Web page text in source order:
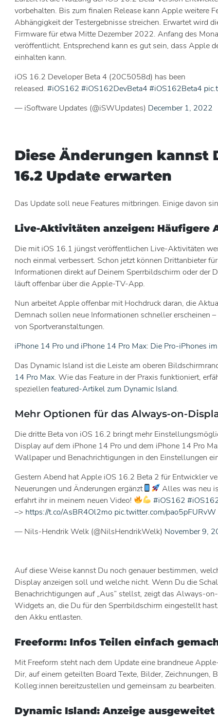
vorbehalten. Bis zum finalen Release kann Apple weitere
Abhängigkeit der Testergebnisse streichen. Erwartet wird
Firmware für etwa Mitte Dezember 2022. Anfang des
veröffentlicht. Entsprechend kann es gut sein, dass Apple
einhalten kann.
iOS 16.2 Developer Beta 4 (20C5058d) has been
released. #iOS162 #iOS162DevBeta4 #iOS162Beta4
— iSoftware Updates (@iSWUpdates) December 1, 2022
Diese Änderungen kannst
16.2 Update erwarten
Das Update soll neue Features mitbringen. Einige davon
Live-Aktivitäten anzeigen: Häufigere
Die mit iOS 16.1 jüngst veröffentlichen Live-Aktivitäten
noch einmal verbessert. Schon jetzt können Drittanbieter
Informationen direkt auf Deinem Sperrbildschirm oder der
läuft offenbar über die Apple-TV-App.
Nun arbeitet Apple offenbar mit Hochdruck daran, die
Demnach sollen neue Informationen schneller erscheinen
von Sportveranstaltungen.
iPhone 14 Pro und iPhone 14 Pro Max: Die Pro-iPhones
Das Dynamic Island ist die Leiste am oberen
14 Pro Max. Wie das Feature in der Praxis funktioniert,
speziellen featured-Artikel zum Dynamic Island.
Mehr Optionen für das Always-on-
Die dritte Beta von iOS 16.2 bringt mehr
Display auf dem iPhone 14 Pro und dem iPhone 14 Pro
Wallpaper und Benachrichtigungen in den Einstellungen
Gestern Abend hat Apple iOS 16.2 Beta 2 für Entwickler
Neuerungen und Änderungen ergänzt
Alles was neu
erfahrt ihr in meinem neuen Video!
#iOS162
–> https://t.co/AsBR4Ol2mo pic.twitter.com/pao5pFURvW
— Nils-Hendrik Welk (@NilsHendrikWelk) November 9,
Auf diese Weise kannst Du noch genauer bestimmen,
Display anzeigen soll und welche nicht. Wenn Du die
Benachrichtigungen auf „Aus” stellst, zeigt das Always-
Widgets an, die Du für den Sperrbildschirm eingestellt
den Akku entlasten.
Freeform: Infos Teilen einfach
Mit Freeform steht nach dem Update eine brandneue
Dir, auf einem geteilten Board Texte, Bilder, Zeichnungen,
Kolleg:innen bereitzustellen und gemeinsam zu bearbeiten.
Dynamic Island: Anzeige ausgeweitet